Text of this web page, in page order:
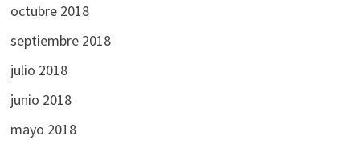
octubre 2018
septiembre 2018
julio 2018
junio 2018
mayo 2018